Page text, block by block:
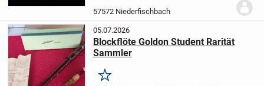
Seiten, geheftetMaße: 27,0cm x 19cm –
57572 Niederfischbach
05.07.2026
Blockflöte Goldon Student Rarität
Sammler
Merken